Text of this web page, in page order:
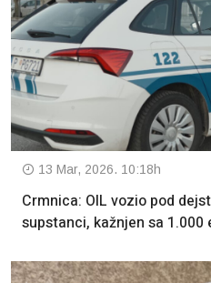
13 Mar, 2026. 10:18h
Crmnica: OIL vozio pod
supstanci, kažnjen sa 1.000